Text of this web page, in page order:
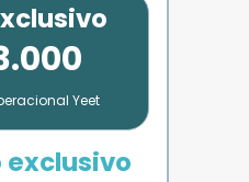
Yeet
exclusivo